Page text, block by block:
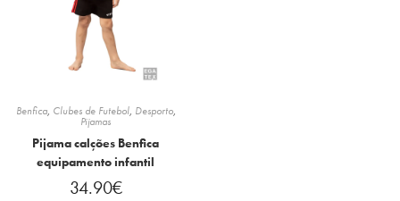
Benfica, Clubes de Futebol, Desporto,
Pijamas
Pijama calções Benfica
equipamento infantil
34.90€